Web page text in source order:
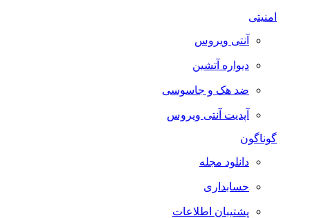
امنیتی
آنتی ویروس
دیواره آتشین
ضد هک و جاسوسی
آپدیت آنتی ویروس
گوناگون
دانلود مجله
حسابداری
پشتیبان اطلاعات